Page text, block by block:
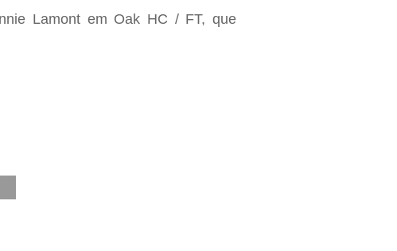
Lamont em Oak HC / FT, que